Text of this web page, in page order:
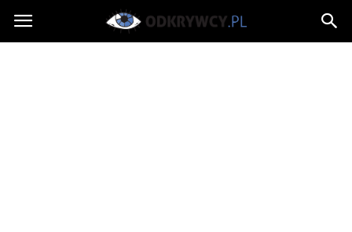
Odkrywcy.pl